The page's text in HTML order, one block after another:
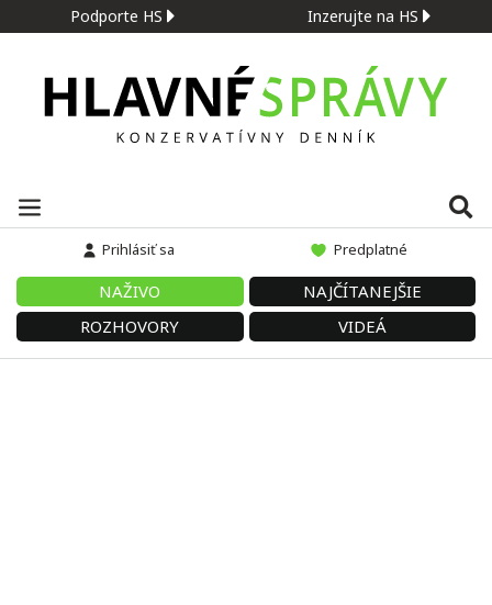
Podporte HS Inzerujte na HS
Prihlásiť sa Predplatné
NAŽIVO
NAJČÍTANEJŠIE
ROZHOVORY
VIDEÁ